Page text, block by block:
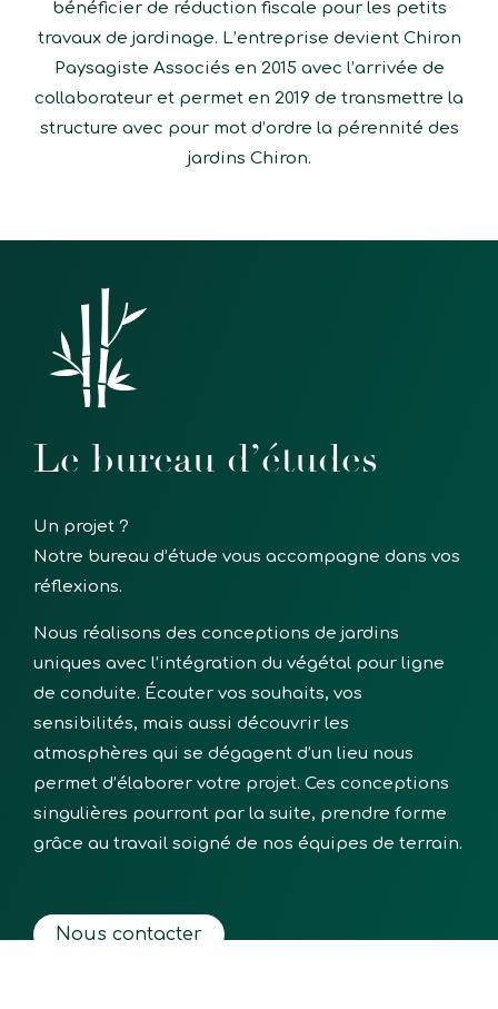
bénéficier de réduction fiscale pour les petits
travaux de jardinage. L’entreprise devient Chiron
Paysagiste Associés en 2015 avec l’arrivée de
collaborateur et permet en 2019 de transmettre la
structure avec pour mot d’ordre la pérennité des
jardins Chiron.
Le bureau d’études
Un projet ?
Notre bureau d’étude vous accompagne dans vos
réflexions.
Nous réalisons des conceptions de jardins
uniques avec l’intégration du végétal pour ligne
de conduite. Écouter vos souhaits, vos
sensibilités, mais aussi découvrir les
atmosphères qui se dégagent d’un lieu nous
permet d’élaborer votre projet. Ces conceptions
singulières pourront par la suite, prendre forme
grâce au travail soigné de nos équipes de terrain.
Nous contacter